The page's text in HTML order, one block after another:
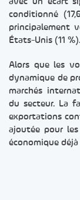
conditionné
principalement
États-Unis (11 %).
Alors que les
dynamique de
marchés
du secteur. La
exportations
ajoutée pour
économique